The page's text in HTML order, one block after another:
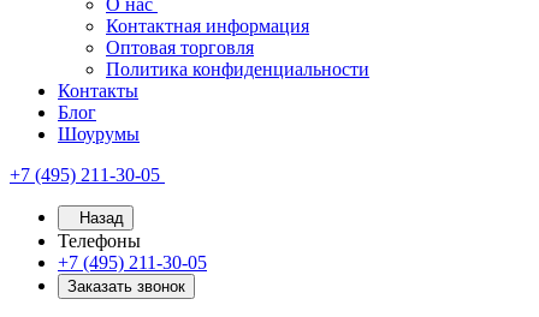
О нас
Контактная информация
Оптовая торговля
Политика конфиденциальности
Контакты
Блог
Шоурумы
+7 (495) 211-30-05
Назад
Телефоны
+7 (495) 211-30-05
Заказать звонок